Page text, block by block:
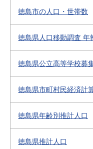
徳島市の人口・世帯数
徳島県人口移動調査 年
徳島県公立高等学校募
徳島県市町村民経済計
徳島県年齢別推計人口
徳島県推計人口